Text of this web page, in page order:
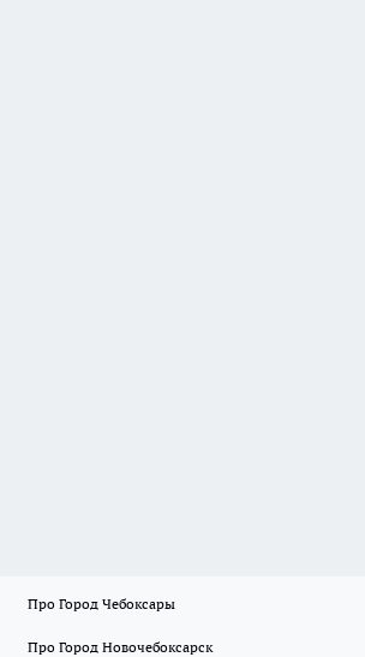
Про Город Чебоксары
Про Город Новочебоксарск